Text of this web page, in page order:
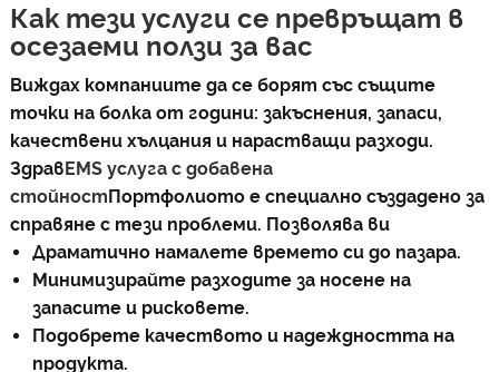
Как тези услуги се превръщат в
осезаеми ползи за вас
Виждах компаниите да се борят със същите
точки на болка от години: закъснения, запаси,
качествени хълцания и нарастващи разходи.
ЗдравEMS услуга с добавена
стойностПортфолиото е специално създадено за
справяне с тези проблеми. Позволява ви
Драматично намалете времето си до пазара.
Минимизирайте разходите за носене на
запасите и рисковете.
Подобрете качеството и надеждността на
продукта.